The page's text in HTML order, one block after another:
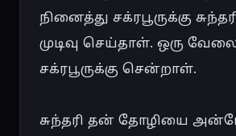
நினைத்து சக்ரபூருக்கு
முடிவு செய்தாள். ஒரு
சக்ரபூருக்கு சென்றாள்.
சுந்தரி தன் தோழியை